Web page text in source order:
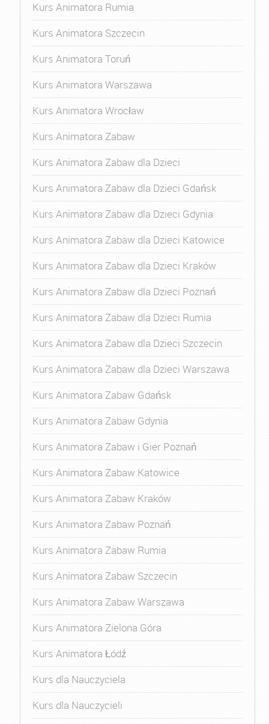
Kurs Animatora Rumia
Kurs Animatora Szczecin
Kurs Animatora Toruń
Kurs Animatora Warszawa
Kurs Animatora Wrocław
Kurs Animatora Zabaw
Kurs Animatora Zabaw dla Dzieci
Kurs Animatora Zabaw dla Dzieci Gdańsk
Kurs Animatora Zabaw dla Dzieci Gdynia
Kurs Animatora Zabaw dla Dzieci Katowice
Kurs Animatora Zabaw dla Dzieci Kraków
Kurs Animatora Zabaw dla Dzieci Poznań
Kurs Animatora Zabaw dla Dzieci Rumia
Kurs Animatora Zabaw dla Dzieci Szczecin
Kurs Animatora Zabaw dla Dzieci Warszawa
Kurs Animatora Zabaw Gdańsk
Kurs Animatora Zabaw Gdynia
Kurs Animatora Zabaw i Gier Poznań
Kurs Animatora Zabaw Katowice
Kurs Animatora Zabaw Kraków
Kurs Animatora Zabaw Poznań
Kurs Animatora Zabaw Rumia
Kurs Animatora Zabaw Szczecin
Kurs Animatora Zabaw Warszawa
Kurs Animatora Zielona Góra
Kurs Animatora Łódź
Kurs dla Nauczyciela
Kurs dla Nauczycieli